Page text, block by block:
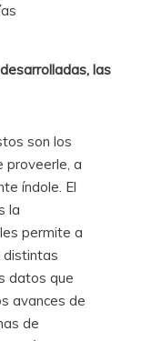
las
son los
proveerle, a
índole. El
la
permite a
distintas
datos que
avances de
de